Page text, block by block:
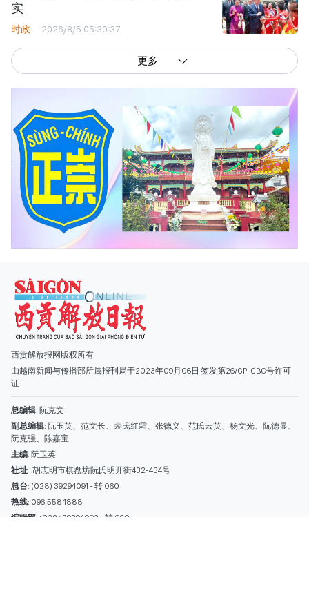
实
时政 2026/8/5 05:30:37
更多
西贡解放报网版权所有
由越南新闻与传播部所属报刊局于2023年09月06日 签发第26/GP-CBC号许可
副总编辑: 阮玉英、范文长、裴氏红霜、张德义、范氏云英、杨文光、阮德显、
阮克强、陈嘉宝
主编: 阮玉英
社址: 胡志明市棋盘坊阮氏明开街432-434号
总台: (028) 39294091 - 转 060
热线: 096.558.1888
编辑部: (028) 39294092 - 转 060
电子信箱
广告部
(028) 38334185
quangcaohoavan09@gmail.com;
类别